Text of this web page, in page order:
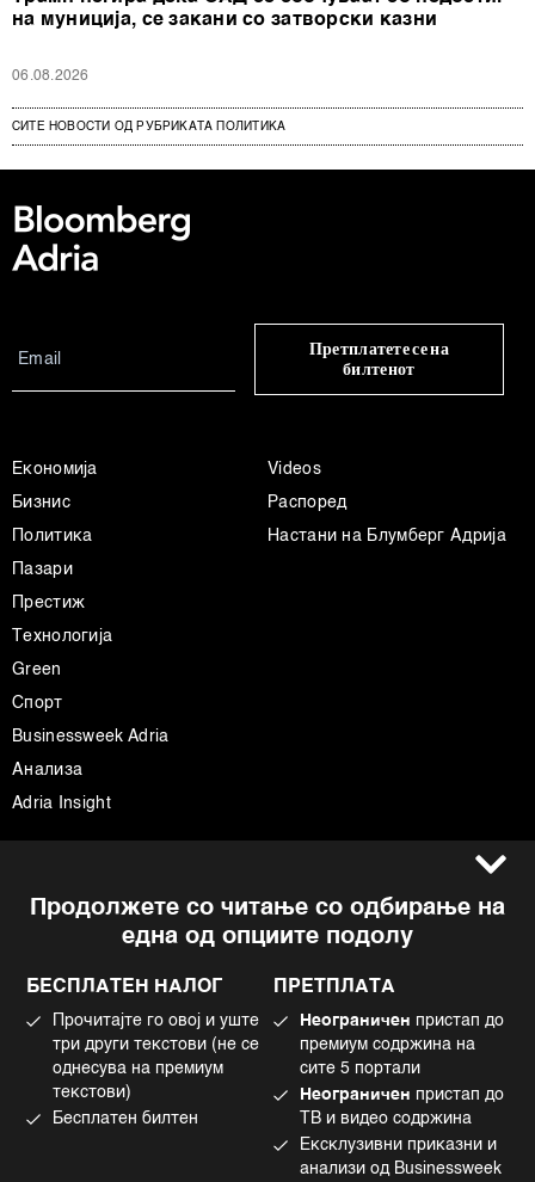
на муниција, се закани со затворски казни
06.08.2026
СИТЕ НОВОСТИ ОД РУБРИКАТА ПОЛИТИКА
Продолжете со читање со одбирање на
една од опциите подолу
БЕСПЛАТЕН НАЛОГ
Прочитајте го овој и уште
три други текстови (не се
однесува на премиум
текстови)
Бесплатен билтен
ПРЕТПЛАТА
Неограничен пристап до
премиум содржина на
сите 5 портали
Неограничен пристап до
ТВ и видео содржина
Ексклузивни приказни и
анализи од Businessweek
Претплатете се на
билтенот
Економија
Бизнис
Политика
Пазари
Престиж
Технологија
Green
Спорт
Businessweek Adria
Анализа
Adria Insight
Videos
Распоред
Настани на Блумберг Адрија
Импресум
Политика на приватност
Употреба на вештачка интелигенција
Facebook
Instagram
Tiktok
©2022 - 2026 Bloomberg L.P. All Rights Reserved. BLOOMBERG and the
BLOOMBERG logo are registered trademarks and service marks of
Bloomberg Finance L.P. or its subsidiaries, displayed with permission